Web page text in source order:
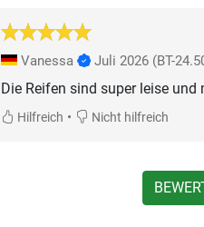
Vanessa Juli 2026 (BT-
Die Reifen sind super leise und
Hilfreich • Nicht hilfreich